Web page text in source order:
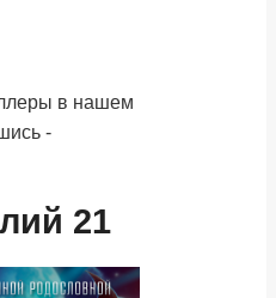
в нашем
-
21